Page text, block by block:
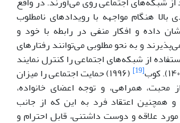
بالا هنگام مواجهه با رویدادهای نامطلوب
داده و افکار منفی در رابطه با خود و
و به نحو مطلوبی می‌توانند رفتارهای
از شبکه‌های اجتماعی را کنترل نمایند
[19]
(۱۹۹۶) حمایت اجتماعی را میزان
محبت، همراهی، و توجه اعضای خانواده،
همچنین اعتقاد فرد به این که از جانب
مورد علاقه و دوست داشتنی، قابل احترام و